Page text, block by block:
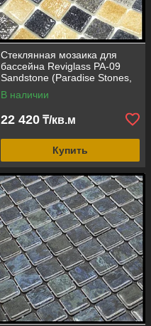
Стеклянная мозаика для
бассейна Reviglass PA-09
Sandstone (Paradise Stones,
цвет - песочный камень)
В наличии
22 420 ₸/кв.м
Купить